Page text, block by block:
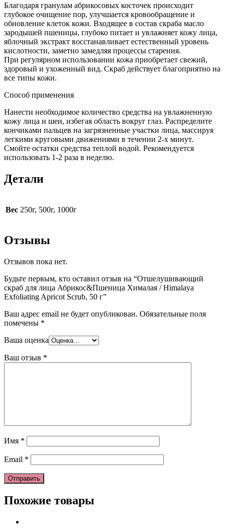
Благодаря гранулам абрикосовых косточек происходит
глубокое очищение пор, улучшается кровообращение и
обновление клеток кожи. Входящее в состав скраба масло
зародышей пшеницы, глубоко питает и увлажняет кожу лица,
яблочный экстракт восстанавливает естественный уровень
кислотности, заметно замедляя процессы старения.
При регулярном использовании кожа приобретает свежий,
здоровый и ухоженный вид. Скраб действует благоприятно на
все типы кожи.
Способ применения
Нанести необходимое количество средства на увлажненную
кожу лица и шеи, избегая область вокруг глаз. Распределите
кончиками пальцев на загрязненные участки лица, массируя
легкими круговыми движениями в течении 2-х минут.
Смойте остатки средства теплой водой. Рекомендуется
использовать 1-2 раза в неделю.
Детали
Вес 250г, 500г, 1000г
Отзывы
Отзывов пока нет.
Будьте первым, кто оставил отзыв на “Отшелушивающий
скраб для лица Абрикос&Пшеница Хималая / Himalaya
Exfoliating Apricot Scrub, 50 г”
Ваш адрес email не будет опубликован. Обязательные поля
помечены *
Ваша оценка
Ваш отзыв *
Имя *
Email *
Похожие товары